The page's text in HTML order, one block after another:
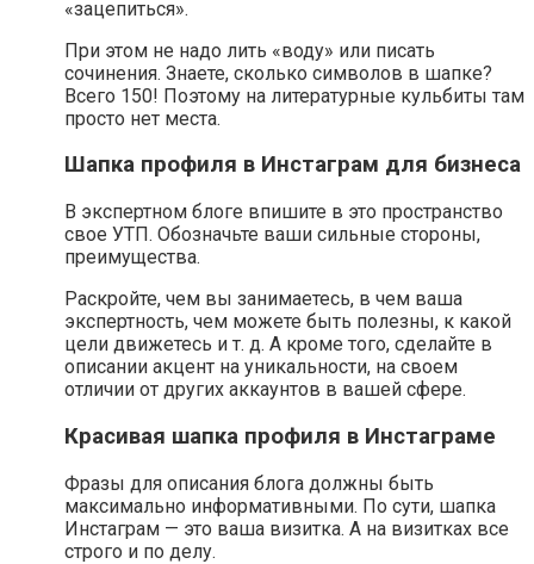
«зацепиться».
При этом не надо лить «воду» или писать
сочинения. Знаете, сколько символов в шапке?
Всего 150! Поэтому на литературные кульбиты там
просто нет места.
Шапка профиля в Инстаграм для бизнеса
В экспертном блоге впишите в это пространство
свое УТП. Обозначьте ваши сильные стороны,
преимущества.
Раскройте, чем вы занимаетесь, в чем ваша
экспертность, чем можете быть полезны, к какой
цели движетесь и т. д. А кроме того, сделайте в
описании акцент на уникальности, на своем
отличии от других аккаунтов в вашей сфере.
Красивая шапка профиля в Инстаграме
Фразы для описания блога должны быть
максимально информативными. По сути, шапка
Инстаграм — это ваша визитка. А на визитках все
строго и по делу.